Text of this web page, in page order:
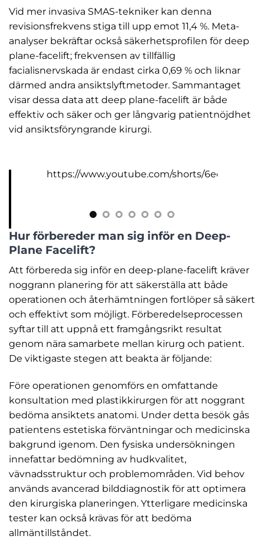
Vid mer invasiva SMAS-tekniker kan denna
revisionsfrekvens stiga till upp emot 11,4 %. Meta-
analyser bekräftar också säkerhetsprofilen för deep
plane-facelift; frekvensen av tillfällig
facialisnervskada är endast cirka 0,69 % och liknar
därmed andra ansiktslyftmetoder. Sammantaget
visar dessa data att deep plane-facelift är både
effektiv och säker och ger långvarig patientnöjdhet
vid ansiktsföryngrande kirurgi.
https://www.youtube.com/shorts/
Hur förbereder man sig inför en Deep-
Plane Facelift?
Att förbereda sig inför en deep-plane-facelift kräver
noggrann planering för att säkerställa att både
operationen och återhämtningen fortlöper så säkert
och effektivt som möjligt. Förberedelseprocessen
syftar till att uppnå ett framgångsrikt resultat
genom nära samarbete mellan kirurg och patient.
De viktigaste stegen att beakta är följande:
Före operationen genomförs en omfattande
konsultation med plastikkirurgen för att noggrant
bedöma ansiktets anatomi. Under detta besök gås
patientens estetiska förväntningar och medicinska
bakgrund igenom. Den fysiska undersökningen
innefattar bedömning av hudkvalitet,
vävnadsstruktur och problemområden. Vid behov
används avancerad bilddiagnostik för att optimera
den kirurgiska planeringen. Ytterligare medicinska
tester kan också krävas för att bedöma
allmäntillståndet.